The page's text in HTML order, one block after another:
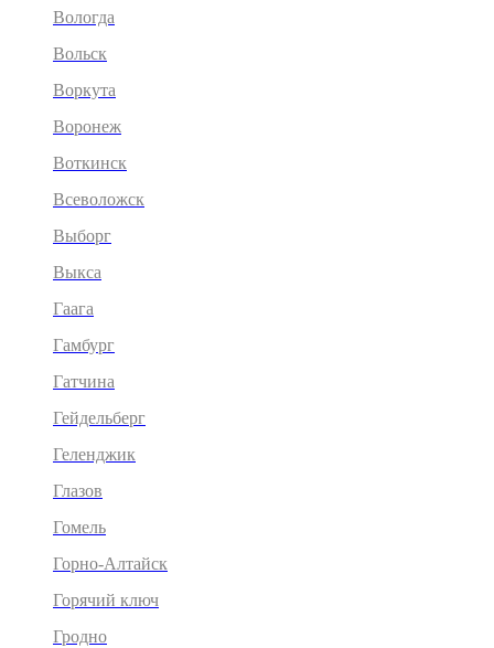
Вологда
Вольск
Воркута
Воронеж
Воткинск
Всеволожск
Выборг
Выкса
Гаага
Гамбург
Гатчина
Гейдельберг
Геленджик
Глазов
Гомель
Горно-Алтайск
Горячий ключ
Гродно